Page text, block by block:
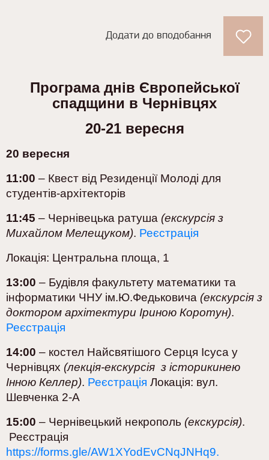
Додати до вподобання
Програма днів Європейської
спадщини в Чернівцях
20-21 вересня
20 вересня
11:00 – Квест від Резиденції Молоді для
студентів-архітекторів
11:45 – Чернівецька ратуша (екскурсія з
Михайлом Мелещуком). Реєстрація
Локація: Центральна площа, 1
13:00 – Будівля факультету математики та
інформатики ЧНУ ім.Ю.Федьковича (екскурсія з
доктором архітектури Іриною Коротун).
Реєстрація
14:00 – костел Найсвятішого Серця Ісуса у
Чернівцях (лекція-екскурсія з історикинею
Інною Келлер). Реєстрація Локація: вул.
Шевченка 2-А
15:00 – Чернівецький некрополь (екскурсія).
Реєстрація
https://forms.gle/AW1XYodEvCNqJNHq9.